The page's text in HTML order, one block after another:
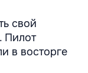
свой
Пилот
в восторге